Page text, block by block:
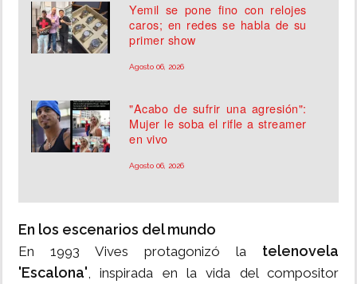
Yemil se pone fino con relojes
caros; en redes se habla de su
primer show
Agosto 06, 2026
"Acabo de sufrir una agresión":
Mujer le soba el rifle a streamer
en vivo
Agosto 06, 2026
En los escenarios del mundo
En 1993 Vives protagonizó la telenovela
'Escalona', inspirada en la vida del compositor